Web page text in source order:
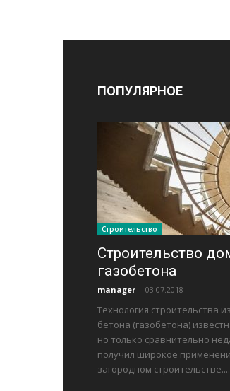
ПОПУЛЯРНОЕ
Строительство
Строительство
газобетона
manager - 03.07.2018
Технология строительства
бетона (газобетона)
но только сравнительно
получил широкое
загородном строительстве....